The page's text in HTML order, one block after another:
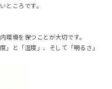
ところです。
境を保つことが大切です。
」と「湿度」、そして「明るさ」